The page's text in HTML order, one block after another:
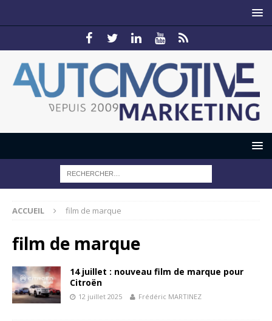
ACCUEIL film de marque
film de marque
14 juillet : nouveau film de marque pour
Citroën
12 juillet 2025 Frédéric MARTINEZ